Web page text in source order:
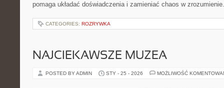
pomaga układać doświadczenia i zamieniać chaos w
CATEGORIES: ROZRYWKA
NAJCIEKAWSZE MUZEA
POSTED BY ADMIN STY - 25 - 2026 MOŻLIWOŚĆ